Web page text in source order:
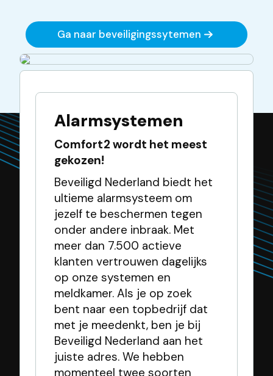
Ga naar beveiligingssytemen
Alarmsystemen
Comfort2 wordt het meest
gekozen!
Beveiligd Nederland biedt het
ultieme alarmsysteem om
jezelf te beschermen tegen
onder andere inbraak. Met
meer dan 7.500 actieve
klanten vertrouwen dagelijks
op onze systemen en
meldkamer. Als je op zoek
bent naar een topbedrijf dat
met je meedenkt, ben je bij
Beveiligd Nederland aan het
juiste adres. We hebben
momenteel twee soorten